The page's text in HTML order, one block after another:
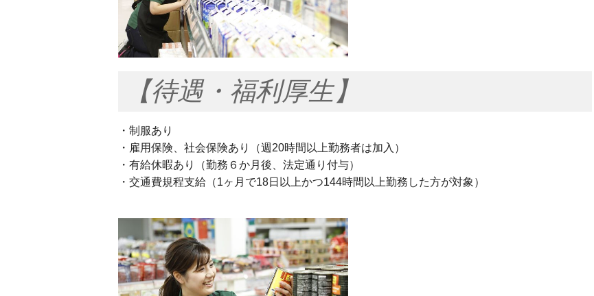
【待遇・福利厚生】
・制服あり
・雇用保険、社会保険あり（週20時間以上勤務者は加入）
・有給休暇あり（勤務６か月後、法定通り付与）
・交通費規程支給（1ヶ月で18日以上かつ144時間以上勤務した方が対象）